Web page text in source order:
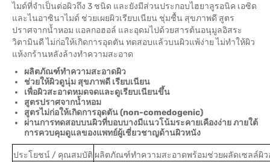
ไมด์ที่จำเป็นต่อผิวถึง 3 ชนิด และยังมีส่วนประกอบไฮยาลูรอนิค เอซิด
และไนอาซินาไมด์ ช่วยเผยผิวเรียบเนียน ชุ่มชื้น สุขภาพดี สูตร
ปราศจากน้ำหอม แอลกอฮอล์ และอุดมไปด้วยสารต้นอนุมูลอิสระ
วิตามินดี ไม่ก่อให้เกิดการอุดตัน ทดสอบแล้วบนผิวแพ้ง่าย ไม่ทำให้ผิว
แห้งกร้านหลังล้างทำความสะอาด
ผลิตภัณฑ์ทำความสะอาดผิว
ช่วยให้ผิวดูนุ่ม สุขภาพดี เรียบเนียน
เพื่อผิวสะอาดหมดจดและดูเรียบเนียนขึ้น
สูตรปราศจากน้ำหอม
สูตรไม่ก่อให้เกิดการอุดตัน (non-comedogenic)
ผ่านการทดสอบบนผิวที่บอบบางมีแนวโน้มระคายเคืองง่าย ภายใต้
การควบคุมดูแลของแพทย์ผู้เชี่ยวชาญด้านผิวหนัง
ประโยชน์ / คุณสมบัติ ผลิตภัณฑ์ทำความสะอาดพร้อมช่วยผลัดเซลล์ผิว